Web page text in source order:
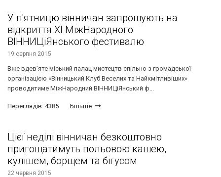
У п'ятницю вінничан запрошують на
відкриття ХІ МіжНародного
ВІННИЦіЯнського фестивалю
19 серпня 2015
Вже вдев’яте міський палац мистецтв спільно з громадської
організацією «Вінницький Клуб Веселих та Найкмітливіших»
проводитиме МіжНародний ВІННИЦіЯнський ф...
Переглядів: 4385 Більше
Цієї неділі вінничан безкоштовно
пригощатимуть польовою кашею,
кулішем, борщем та бігусом
22 червня 2015